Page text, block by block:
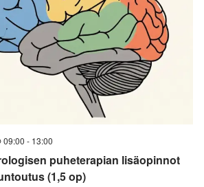
puheterapian lisäopinnot
(1,5 op)
09:00 - 13:00